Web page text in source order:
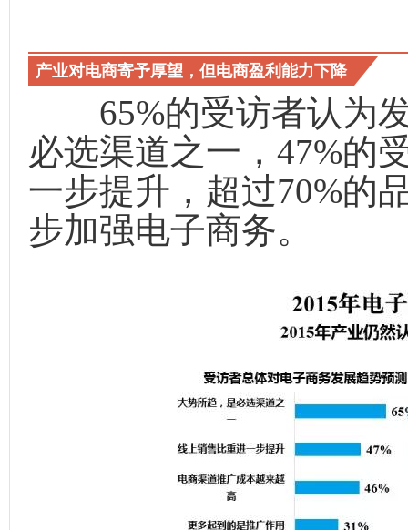
产业对电商寄予厚望，但电商盈利能力下降
65%的受访者认为发
必选渠道之一，47%的
一步提升，超过70%的
步加强电子商务。